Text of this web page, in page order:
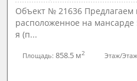
Объект № 21636
расположенное на мансарде
я (п...
Площадь: 858.5 м2 Этаж/